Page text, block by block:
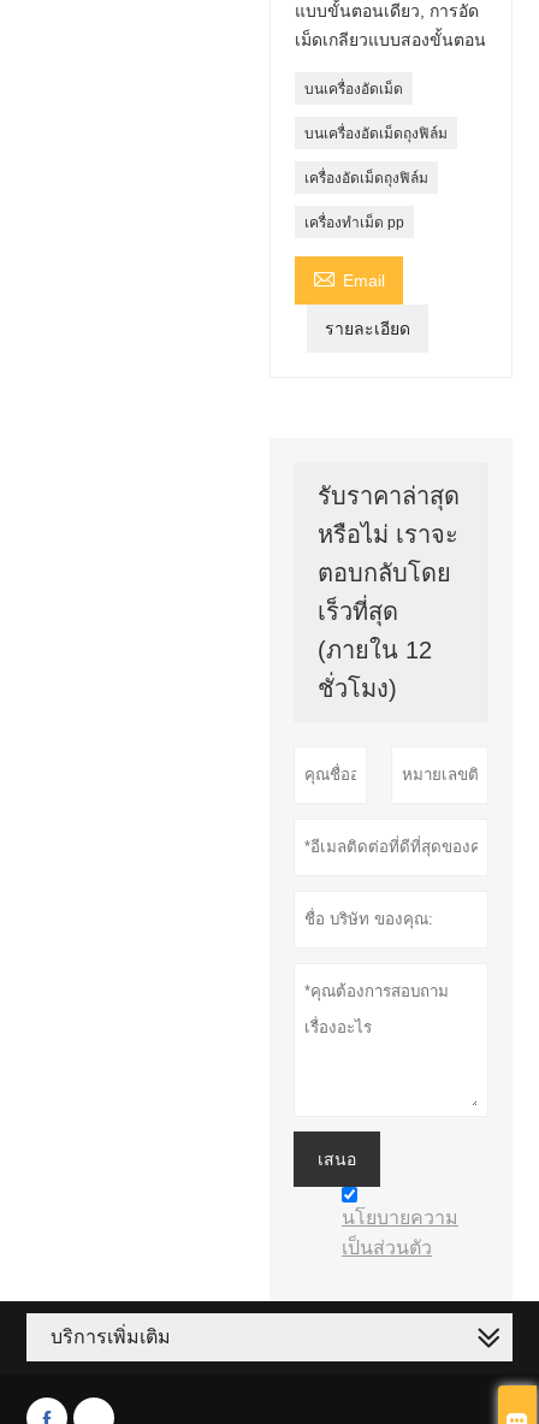
แบบขั้นตอนเดียว, การอัด
เม็ดเกลียวแบบสองขั้นตอน
บนเครื่องอัดเม็ด
บนเครื่องอัดเม็ดถุงฟิล์ม
เครื่องอัดเม็ดถุงฟิล์ม
เครื่องทำเม็ด pp
 Email
รายละเอียด
รับราคาล่าสุด
หรือไม่ เราจะ
ตอบกลับโดย
เร็วที่สุด
(ภายใน 12
ชั่วโมง)
เสนอ
นโยบายความ
เป็นส่วนตัว
บริการเพิ่มเติม
